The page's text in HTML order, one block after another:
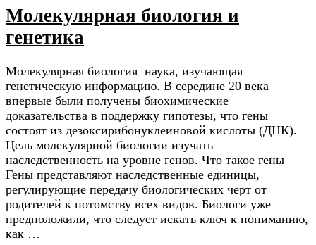
Молекулярная биология и
генетика
Молекулярная биология наука, изучающая
генетическую информацию. В середине 20 века
впервые были получены биохимические
доказательства в поддержку гипотезы, что гены
состоят из дезоксирибонуклеиновой кислоты (ДНК).
Цель молекулярной биологии изучать
наследственность на уровне генов. Что такое гены
Гены представляют наследственные единицы,
регулирующие передачу биологических черт от
родителей к потомству всех видов. Биологи уже
предположили, что следует искать ключ к пониманию,
как …